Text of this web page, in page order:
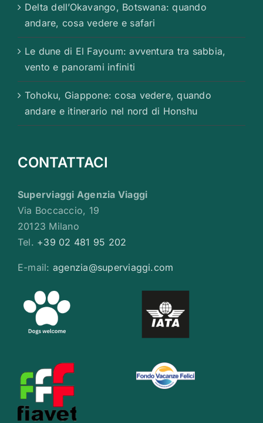
Delta dell’Okavango, Botswana: quando
andare, cosa vedere e safari
Le dune di El Fayoum: avventura tra sabbia,
vento e panorami infiniti
Tohoku, Giappone: cosa vedere, quando
andare e itinerario nel nord di Honshu
CONTATTACI
Superviaggi Agenzia Viaggi
Via Boccaccio, 19
20123 Milano
Tel. +39 02 481 95 202
E-mail: agenzia@superviaggi.com